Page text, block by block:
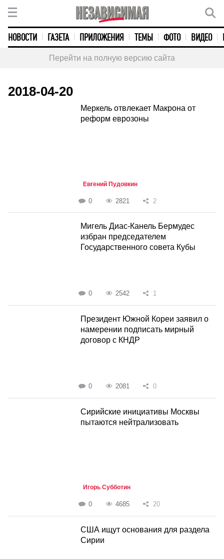
НОВОСТИ ГАЗЕТА ПРИЛОЖЕНИЯ ТЕМЫ ФОТО ВИДЕО
Перейти на полную версию сайта
2018-04-20
Меркель отвлекает Макрона от
реформ еврозоны
Евгений Пудовкин
0 2821 2
Мигель Диас-Канель Бермудес
избран председателем
Государственного совета Кубы
0 2542 1
Президент Южной Кореи заявил о
намерении подписать мирный
договор с КНДР
0 2081 0
Сирийские инициативы Москвы
пытаются нейтрализовать
Игорь Субботин
0 4685 20
США ищут основания для раздела
Сирии